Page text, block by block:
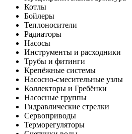
Котлы
Бойлеры
Теплоносители
Радиаторы
Насосы
Инструменты и расходники
Трубы и фитинги
Крепёжные системы
Насосно-смесительные узлы
Коллекторы и Гребёнки
Насосные группы
Гидравлические стрелки
Сервоприводы
Терморегуляторы